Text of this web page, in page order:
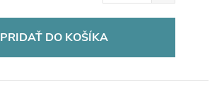
PRIDAŤ DO KOŠÍKA